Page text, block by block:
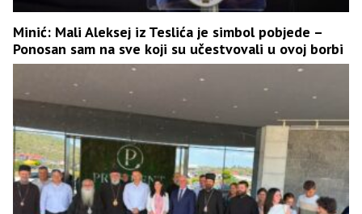
Minić: Mali Aleksej iz Teslića je simbol pobjede –
Ponosan sam na sve koji su učestvovali u ovoj borbi